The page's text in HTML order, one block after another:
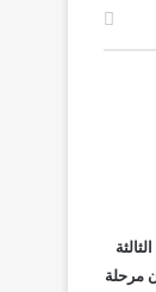
مرحلة